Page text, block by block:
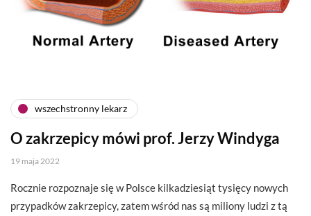
wszechstronny lekarz
O zakrzepicy mówi prof. Jerzy Windyga
19 maja 2022
Rocznie rozpoznaje się w Polsce kilkadziesiąt tysięcy nowych
przypadków zakrzepicy, zatem wśród nas są miliony ludzi z tą